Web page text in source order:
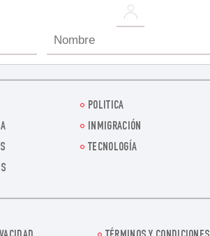
POLITICA
INMIGRACIÓN
TECNOLOGÍA